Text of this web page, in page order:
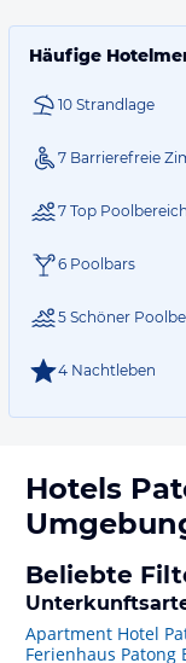
Häufige
10 Strandlage
7 Barrierefreie
7 Top Poolbereich
6 Poolbars
5 Schöner
4 Nachtleben
Hotels
Beliebte
Apartment Hotel
Ferienhaus Patong